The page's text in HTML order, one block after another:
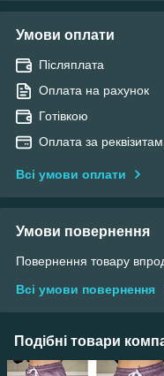
Умови оплати
Післяплата
Оплата на рахунок
Готівкою
Оплата за
Всі умови оплати
Умови повернення
Повернення товару
Всі умови повернення
Подібні товари